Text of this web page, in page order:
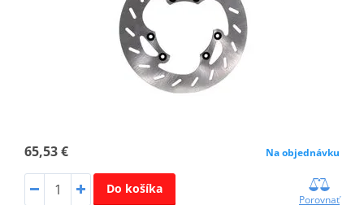
65,53 € Na objednávku
Do košíka
Porovnať